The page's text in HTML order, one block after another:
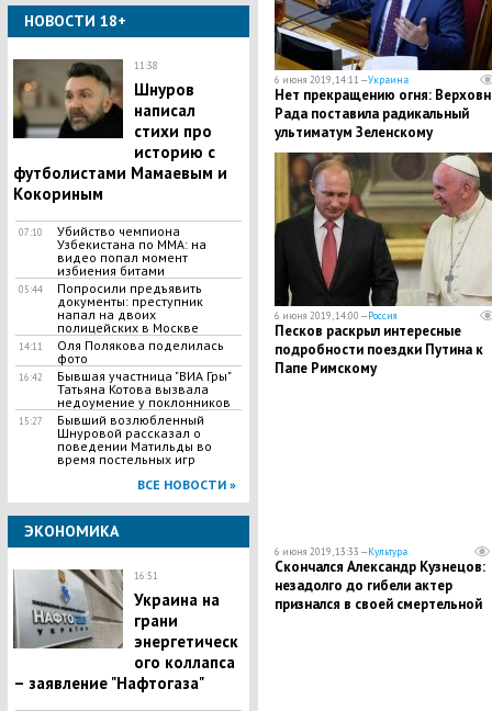
НОВОСТИ 18+
11:38
Шнуров
написал
стихи про
историю с
футболистами Мамаевым и
Кокориным
07:10
Убийство чемпиона
Узбекистана по MMA: на
видео попал момент
избиения битами
05:44
Попросили предъявить
документы: преступник
напал на двоих
полицейских в Москве
14:11
Оля Полякова поделилась
фото
16:42
Бывшая участница "ВИА Гры"
Татьяна Котова вызвала
недоумение у поклонников
15:27
Бывший возлюбленный
Шнуровой рассказал о
поведении Матильды во
время постельных игр
ВСЕ НОВОСТИ »
ЭКОНОМИКА
16:51
Украина на
грани
энергетическ
ого коллапса
– заявление "Нафтогаза"
6 июня 2019, 14:11 —Украина
Нет прекращению огня:
Рада поставила радикальный
ультиматум Зеленскому
6 июня 2019, 14:00 —Россия
Песков раскрыл интересные
подробности поездки Путина к
Папе Римскому
6 июня 2019, 13:33 —Культура
Скончался Александр Кузнецов:
незадолго до гибели актер
признался в своей смертельной